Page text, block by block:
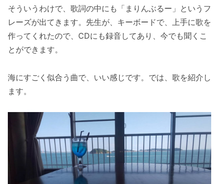
そういうわけで、歌詞の中にも「まりんぶるー」というフ
レーズが出てきます。先生が、キーボードで、上手に歌を
作ってくれたので、CDにも録音してあり、今でも聞くこ
とができます。
海にすごく似合う曲で、いい感じです。では、歌を紹介し
ます。